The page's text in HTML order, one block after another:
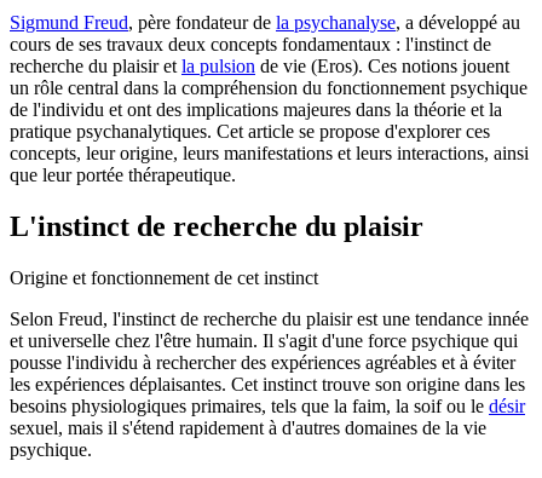
Sigmund Freud, père fondateur de la psychanalyse, a développé au
cours de ses travaux deux concepts fondamentaux : l'instinct de
recherche du plaisir et la pulsion de vie (Eros). Ces notions jouent
un rôle central dans la compréhension du fonctionnement psychique
de l'individu et ont des implications majeures dans la théorie et la
pratique psychanalytiques. Cet article se propose d'explorer ces
concepts, leur origine, leurs manifestations et leurs interactions, ainsi
que leur portée thérapeutique.
L'instinct de recherche du plaisir
Origine et fonctionnement de cet instinct
Selon Freud, l'instinct de recherche du plaisir est une tendance innée
et universelle chez l'être humain. Il s'agit d'une force psychique qui
pousse l'individu à rechercher des expériences agréables et à éviter
les expériences déplaisantes. Cet instinct trouve son origine dans les
besoins physiologiques primaires, tels que la faim, la soif ou le désir
sexuel, mais il s'étend rapidement à d'autres domaines de la vie
psychique.